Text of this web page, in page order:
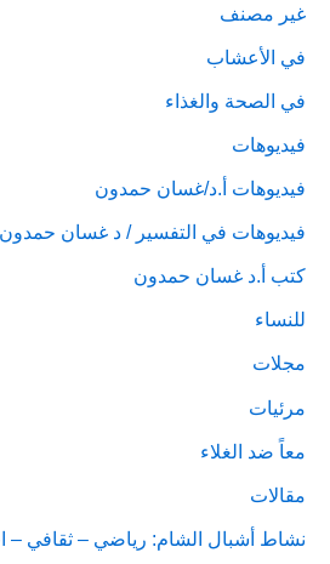
غير مصنف
في الأعشاب
في الصحة والغذاء
فيديوهات
فيديوهات أ.د/غسان حمدون
فيديوهات في التفسير / د غسان حمدون
كتب أ.د غسان حمدون
للنساء
مجلات
مرئيات
معاً ضد الغلاء
مقالات
نشاط أشبال الشام: رياضي – ثقافي –